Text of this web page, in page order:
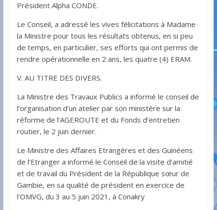
Président Alpha CONDE.
Le Conseil, a adressé les vives félicitations à Madame
la Ministre pour tous les résultats obtenus, en si peu
de temps, en particulier, ses efforts qui ont permis de
rendre opérationnelle en 2 ans, les quatre (4) ERAM.
V. AU TITRE DES DIVERS.
La Ministre des Travaux Publics a informé le conseil de
l’organisation d’un atelier par son ministère sur la
réforme de l’AGEROUTE et du Fonds d’entretien
routier, le 2 juin dernier.
Le Ministre des Affaires Etrangères et des Guinéens
de l’Etranger a informé le Conseil de la visite d’amitié
et de travail du Président de la République sœur de
Gambie, en sa qualité de président en exercice de
l’OMVG, du 3 au 5 juin 2021, à Conakry